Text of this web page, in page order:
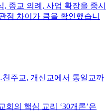
종교 의례, 사업 확장을 중시
점 차이가 큼을 확인했습니
주교, 개신교에서 통일교까
회의 핵심 교리 ‘30개론’은